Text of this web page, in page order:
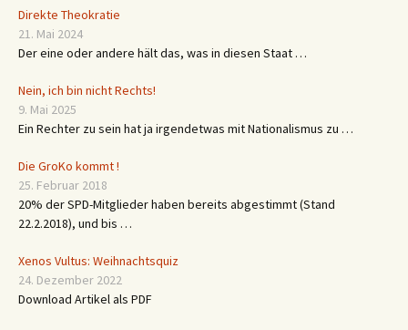
Direkte Theokratie
21. Mai 2024
Der eine oder andere hält das, was in diesen Staat …
Nein, ich bin nicht Rechts!
9. Mai 2025
Ein Rechter zu sein hat ja irgendetwas mit Nationalismus zu …
Die GroKo kommt !
25. Februar 2018
20% der SPD-Mitglieder haben bereits abgestimmt (Stand
22.2.2018), und bis …
Xenos Vultus: Weihnachtsquiz
24. Dezember 2022
Download Artikel als PDF